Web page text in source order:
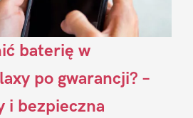
baterię w
po gwarancji? –
i bezpieczna